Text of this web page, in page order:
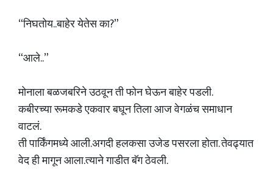
“निघतोय..बाहेर येतेस का?”
“आले..”
मोनाला बळजबरिने उठवून ती फोन घेऊन बाहेर पडली.
कबीरच्या रूमकडे एकवार बघून तिला आज वेगळंच समाधान
वाटलं.
ती पार्किंगमध्ये आली.अगदी हलकसा उजेड पसरला होता. तेवढ्यात
वेद ही मागून आला.त्याने गाडीत बॅग ठेवली.